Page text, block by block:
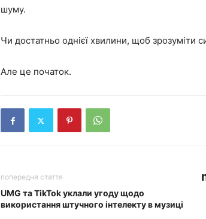
шуму.
Чи достатньо однієї хвилини, щоб зрозуміти
Але це початок.
попередня стаття
UMG та TikTok уклали угоду щодо
використання штучного інтелекту в музиці